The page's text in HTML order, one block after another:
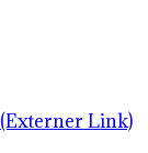
Link)